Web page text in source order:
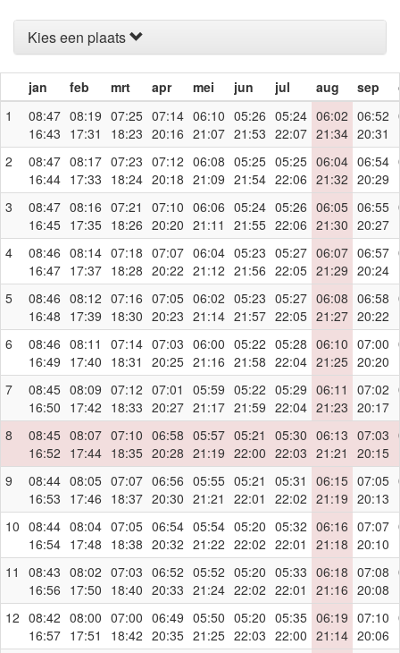
Kies een plaats
jan feb mrt apr mei jun jul aug sep
1
08:47
16:43
08:19
17:31
07:25
18:23
07:14
20:16
06:10
21:07
05:26
21:53
05:24
22:07
06:02
21:34
06:52
20:31
2
08:47
16:44
08:17
17:33
07:23
18:24
07:12
20:18
06:08
21:09
05:25
21:54
05:25
22:06
06:04
21:32
06:54
20:29
3
08:47
16:45
08:16
17:35
07:21
18:26
07:10
20:20
06:06
21:11
05:24
21:55
05:26
22:06
06:05
21:30
06:55
20:27
4
08:46
16:47
08:14
17:37
07:18
18:28
07:07
20:22
06:04
21:12
05:23
21:56
05:27
22:05
06:07
21:29
06:57
20:24
5
08:46
16:48
08:12
17:39
07:16
18:30
07:05
20:23
06:02
21:14
05:23
21:57
05:27
22:05
06:08
21:27
06:58
20:22
6
08:46
16:49
08:11
17:40
07:14
18:31
07:03
20:25
06:00
21:16
05:22
21:58
05:28
22:04
06:10
21:25
07:00
20:20
7
08:45
16:50
08:09
17:42
07:12
18:33
07:01
20:27
05:59
21:17
05:22
21:59
05:29
22:04
06:11
21:23
07:02
20:17
8
08:45
16:52
08:07
17:44
07:10
18:35
06:58
20:28
05:57
21:19
05:21
22:00
05:30
22:03
06:13
21:21
07:03
20:15
9
08:44
16:53
08:05
17:46
07:07
18:37
06:56
20:30
05:55
21:21
05:21
22:01
05:31
22:02
06:15
21:19
07:05
20:13
10 08:44
16:54
08:04
17:48
07:05
18:38
06:54
20:32
05:54
21:22
05:20
22:02
05:32
22:01
06:16
21:18
07:07
20:10
11
08:43
16:56
08:02
17:50
07:03
18:40
06:52
20:33
05:52
21:24
05:20
22:02
05:33
22:01
06:18
21:16
07:08
20:08
12 08:42
16:57
08:00
17:51
07:00
18:42
06:49
20:35
05:50
21:25
05:20
22:03
05:35
22:00
06:19
21:14
07:10
20:06